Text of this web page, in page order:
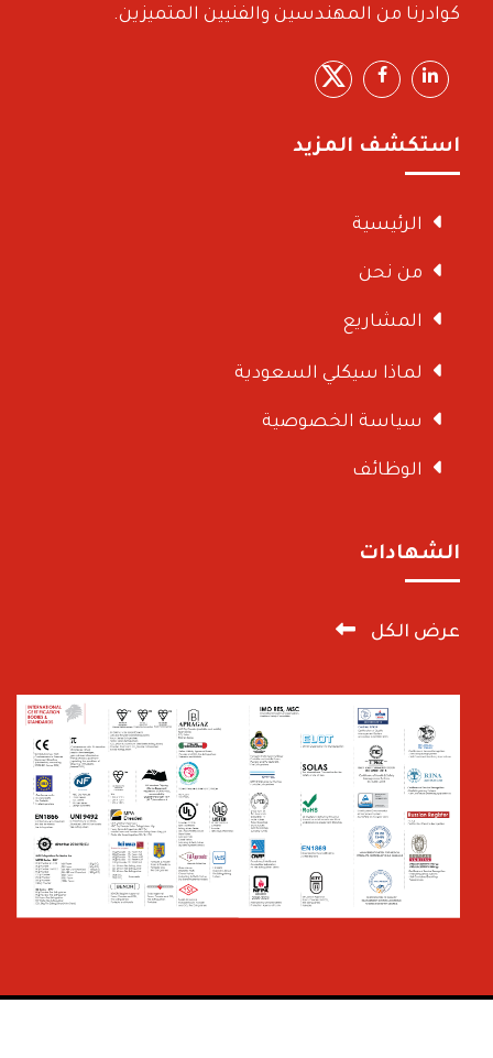
كوادرنا من المهندسين والفنيين المتميزين.
استكشف المزيد
الرئيسية
من نحن
المشاريع
لماذا سيكلي السعودية
سياسة الخصوصية
الوظائف
الشهادات
عرض الكل